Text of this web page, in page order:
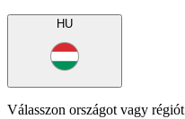
HU
Válasszon országot vagy régiót